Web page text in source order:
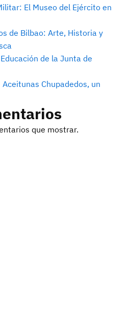
El Museo del Ejército en
de Bilbao: Arte, Historia y
de la Junta de
Chupadedos, un
que mostrar.